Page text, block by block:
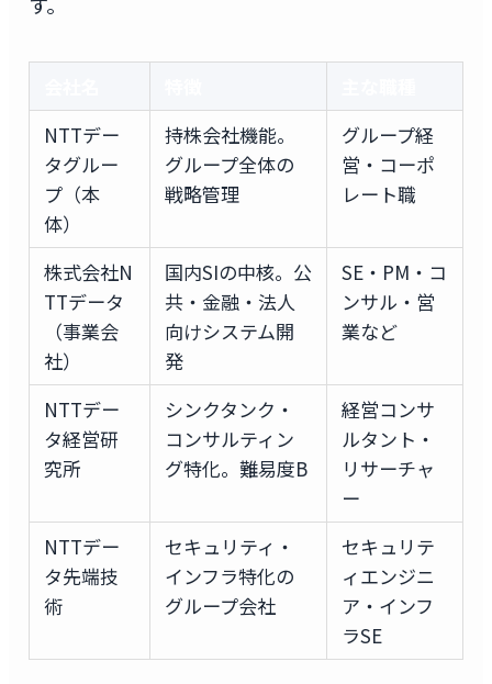
NTTデー
タグルー
プ（本
体）
持株会社機能。
グループ全体の
戦略管理
グループ経
営・コーポ
レート職
株式会社N
TTデータ
（事業会
社）
国内SIの中核。公
共・金融・法人
向けシステム開
発
SE・PM・コ
ンサル・営
業など
NTTデー
タ経営研
究所
シンクタンク・
コンサルティン
グ特化。難易度B
経営コンサ
ルタント・
リサーチャ
ー
NTTデー
タ先端技
術
セキュリティ・
インフラ特化の
グループ会社
セキュリテ
ィエンジニ
ア・インフ
ラSE